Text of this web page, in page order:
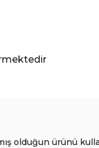
olduğun ürünü